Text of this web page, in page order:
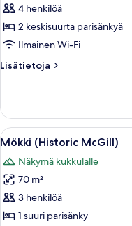
4 henkilöä
2 keskisuurta parisänkyä
Ilmainen Wi-Fi
Lisätietoja
Lisätietoja
Avaa
kaikki
huonetyypin
Mökki
(Historic
McGill)
6
Mökki (Historic McGill)
Näkymä kukkulalle
70 m²
3 henkilöä
1 suuri parisänky